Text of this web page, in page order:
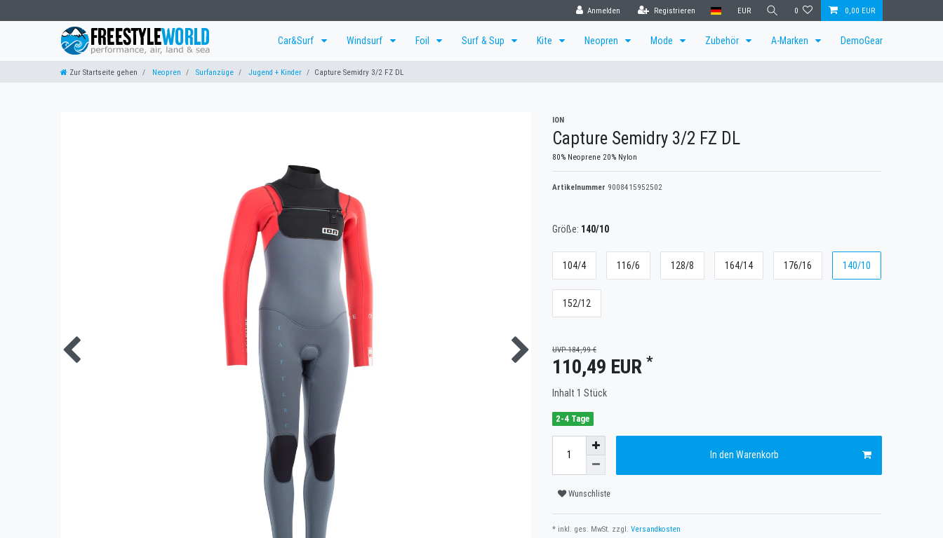
Anmelden Registrieren EUR 0 0,00 EUR
Car&Surf Windsurf Foil Surf & Sup Kite Neopren Mode Zubehör A-Marken DemoGear
Zur Startseite gehen Neopren Surfanzüge Jugend + Kinder Capture Semidry 3/2 FZ DL
ION
Capture Semidry 3/2 FZ DL
80% Neoprene 20% Nylon
Artikelnummer 9008415952502
Größe: 140/10
104/4 116/6 128/8 164/14 176/16 140/10
152/12
UVP 184,99 €
110,49 EUR *
Inhalt 1 Stück
2-4 Tage
In den Warenkorb
Wunschliste
* inkl. ges. MwSt. zzgl. Versandkosten